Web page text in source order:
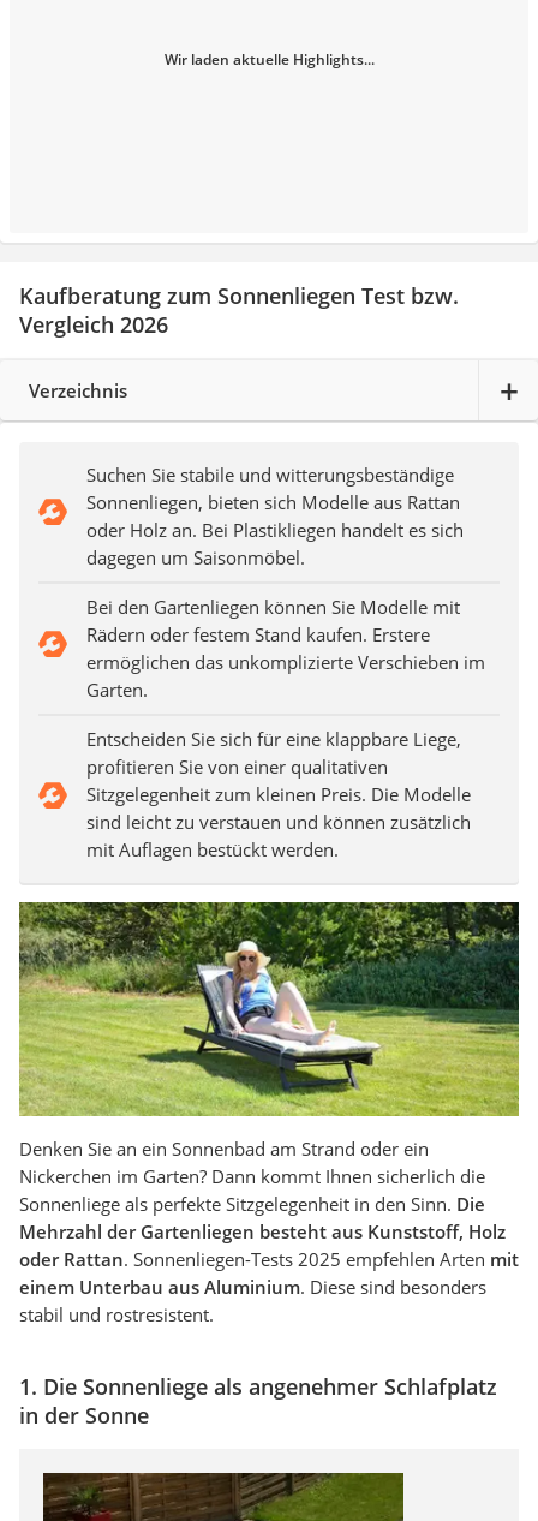
Wir laden aktuelle Highlights...
Kaufberatung zum Sonnenliegen Test bzw.
Vergleich 2026
Verzeichnis
Suchen Sie stabile und witterungsbeständige
Sonnenliegen, bieten sich Modelle aus Rattan
oder Holz an. Bei Plastikliegen handelt es sich
dagegen um Saisonmöbel.
Bei den Gartenliegen können Sie Modelle mit
Rädern oder festem Stand kaufen. Erstere
ermöglichen das unkomplizierte Verschieben im
Garten.
Entscheiden Sie sich für eine klappbare Liege,
profitieren Sie von einer qualitativen
Sitzgelegenheit zum kleinen Preis. Die Modelle
sind leicht zu verstauen und können zusätzlich
mit Auflagen bestückt werden.
Denken Sie an ein Sonnenbad am Strand oder ein
Nickerchen im Garten? Dann kommt Ihnen sicherlich die
Sonnenliege als perfekte Sitzgelegenheit in den Sinn. Die
Mehrzahl der Gartenliegen besteht aus Kunststoff, Holz
oder Rattan. Sonnenliegen-Tests 2025 empfehlen Arten mit
einem Unterbau aus Aluminium. Diese sind besonders
stabil und rostresistent.
1. Die Sonnenliege als angenehmer Schlafplatz
in der Sonne